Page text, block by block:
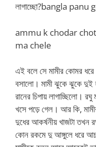
লাগাচ্ছো?bangla panu
ammu k chodar
ma chele
এই বলে সে মামীর কোমর
বসালো। মামী ঝুকে ঝুকে দুই
রানের চিপায় লাগাচ্ছিলো।
খসে পড়ে গেল। আর কি,
দুধের আকর্ষনীয় খাজটা তখন
কোন রকমে দু আঙ্গুলে ধরে